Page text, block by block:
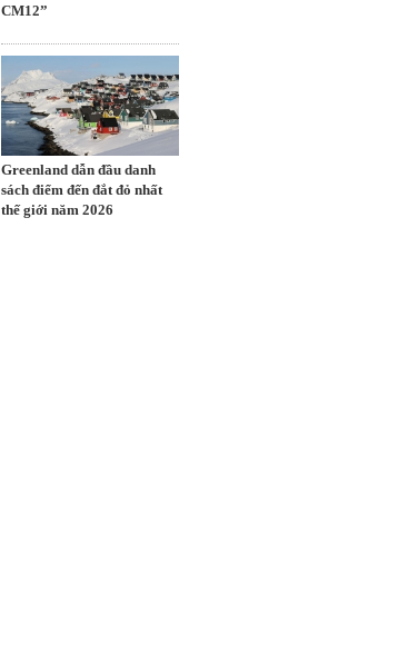
CM12”
Greenland dẫn đầu danh
sách điểm đến đắt đỏ nhất
thế giới năm 2026